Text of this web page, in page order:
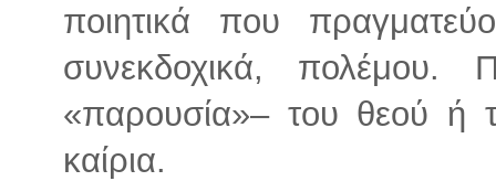
ποιητικά που
συνεκδοχικά,
«παρουσία»– του θεού ή
καίρια.